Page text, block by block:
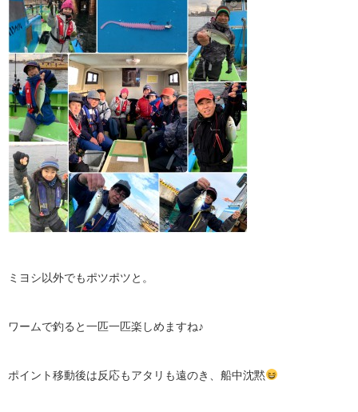
ミヨシ以外でもポツポツと。
ワームで釣ると一匹一匹楽しめますね♪
ポイント移動後は反応もアタリも遠のき、船中沈黙